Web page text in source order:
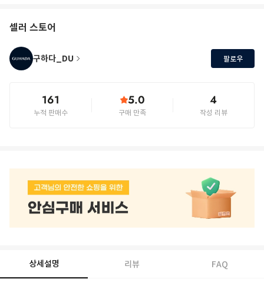
셀러 스토어
구하다_DU 팔로우
161
누적 판매수
5.0
구매 만족
4
작성 리뷰
상세설명 리뷰 FAQ